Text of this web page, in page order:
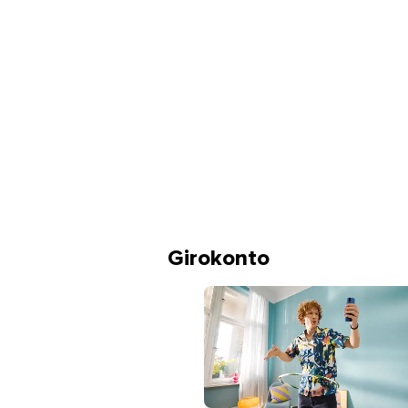
Girokonto
Mann mit Brille lächelt